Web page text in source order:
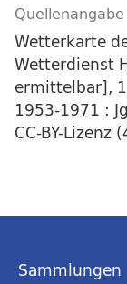
Quellenangabe
Wetterkarte
Wetterdienst
ermittelbar],
1953-1971 :
CC-BY-Lizenz
Sammlungen